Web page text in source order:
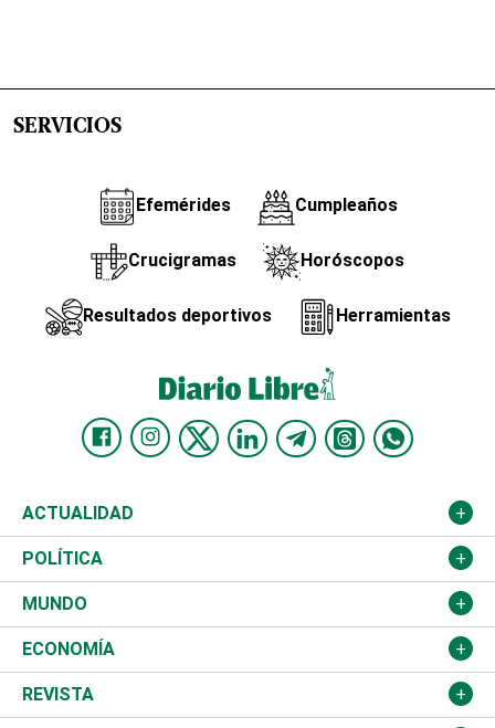
SERVICIOS
Efemérides Cumpleaños
Crucigramas Horóscopos
Resultados deportivos Herramientas
ACTUALIDAD
Nacional
Ciudad
Educación
Salud
POLÍTICA
Partidos
JCE
TSE
MUNDO
Estados Unidos
América Latina
ECONOMÍA
Finanzas
REVISTA